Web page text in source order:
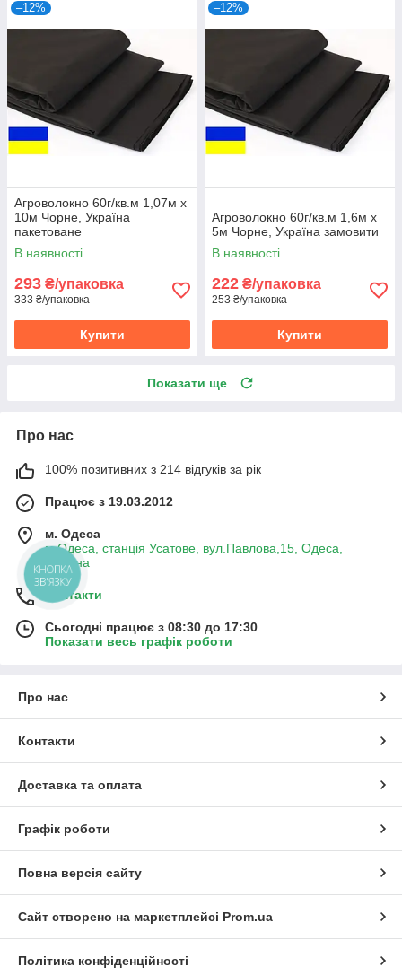
–12%
Агроволокно 60г/кв.м 1,07м х
10м Чорне, Україна
пакетоване
В наявності
293 ₴/упаковка
333 ₴/упаковка
Купити
–12%
Агроволокно 60г/кв.м 1,6м х
5м Чорне, Україна замовити
В наявності
222 ₴/упаковка
253 ₴/упаковка
Купити
Показати ще
Про нас
100% позитивних з 214 відгуків за рік
Працює з 19.03.2012
м. Одеса
м.Одеса, станція Усатове, вул.Павлова,15, Одеса,
Україна
Контакти
Сьогодні працює з 08:30 до 17:30
Показати весь графік роботи
Про нас
Контакти
Доставка та оплата
Графік роботи
Повна версія сайту
Сайт створено на маркетплейсі Prom.ua
Політика конфіденційності
КНОПКА
ЗВ'ЯЗКУ